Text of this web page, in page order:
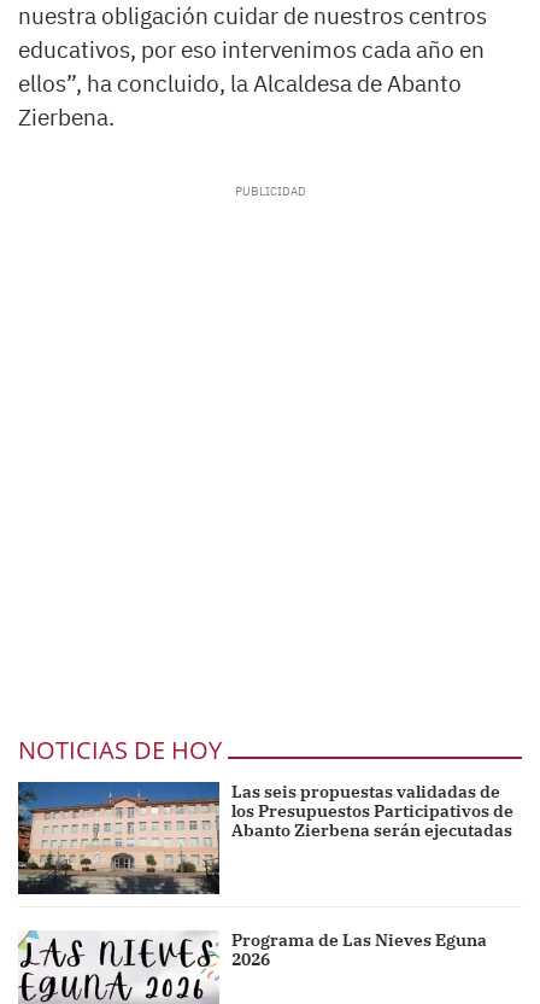
nuestra obligación cuidar de nuestros centros
educativos, por eso intervenimos cada año en
ellos”, ha concluido, la Alcaldesa de Abanto
Zierbena.
NOTICIAS DE HOY
Las seis propuestas validadas de
los Presupuestos Participativos de
Abanto Zierbena serán ejecutadas
Programa de Las Nieves Eguna
2026